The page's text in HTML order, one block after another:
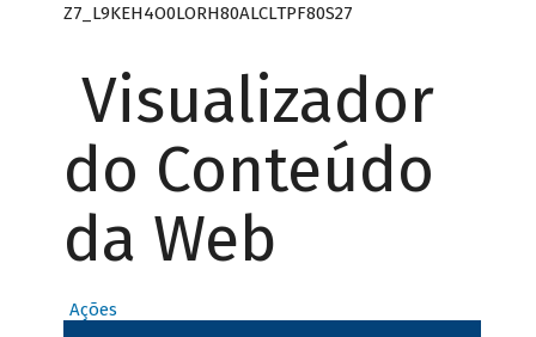
Z7_L9KEH4O0LORH80ALCLTPF80S27
Visualizador
do Conteúdo
da Web
Ações